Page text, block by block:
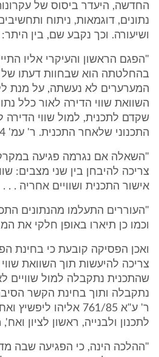
החדשה, היעדר ביסוס של
נתונים, דוגמאות, ניתוח
ושיעורה. וכך נקבע שם, בין היתר:
"הפגם הראשון והעיקרי אליו
בהחלטתה הוא שבחוות דעתו
המערערים לא נעשתה, על מנת
השוואת שווי הדירה לאור כלל
שקדם לתכנית, למול שווי הדירה
התכנוני שלאחר התכנית. ר' עמ' 4 להחלטת ועדת הערר:
"השאלה אם נגרמה פגיעה
צריכה להיבחן בין שני מצבים:
אישור התכנית ושוויים אחריה . . .
"העוררים התעלמו מהנתונים
וכמו כן תיארו באופן חלקי את
צריכה להיעשות תוך השוואת
שהתכנית נתקבלה למול שוויים
נתקבלה ותוך בחינת הקשר
ר' ע"א 761/85 אליהו
לתכנון ולבנייה, ראשון לציון ואח', מו(1) 342,
"ההלכה הינה, כי הפגיעה שבה